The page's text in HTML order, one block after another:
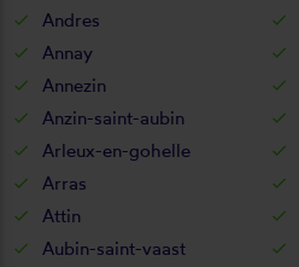
Andres
Annay
Annezin
Anzin-saint-aubin
Arleux-en-gohelle
Arras
Attin
Aubin-saint-vaast